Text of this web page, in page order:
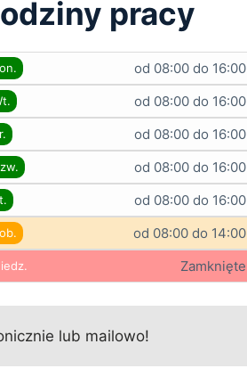
pracy
od 08:00 do 16:00
od 08:00 do 16:00
od 08:00 do 16:00
od 08:00 do 16:00
od 08:00 do 16:00
od 08:00 do 14:00
Zamknięte
lub mailowo!